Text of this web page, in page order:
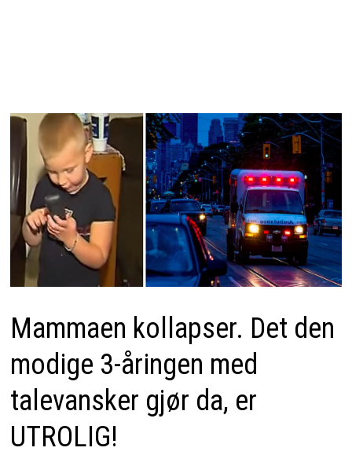
Mammaen kollapser. Det den
modige 3-åringen med
talevansker gjør da, er
UTROLIG!